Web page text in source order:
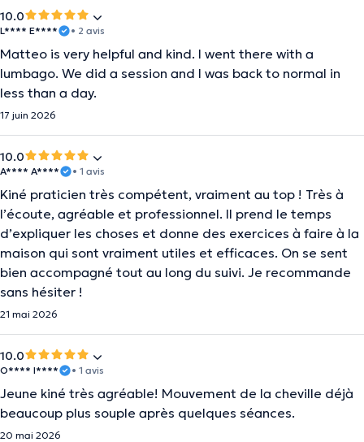
10.0
L**** E**** • 2 avis
Matteo is very helpful and kind. I went there with a
lumbago. We did a session and I was back to normal in
less than a day.
17 juin 2026
10.0
A**** A**** • 1 avis
Kiné praticien très compétent, vraiment au top ! Très à
l’écoute, agréable et professionnel. Il prend le temps
d’expliquer les choses et donne des exercices à faire à la
maison qui sont vraiment utiles et efficaces. On se sent
bien accompagné tout au long du suivi. Je recommande
sans hésiter !
21 mai 2026
10.0
O**** I**** • 1 avis
Jeune kiné très agréable! Mouvement de la cheville déjà
beaucoup plus souple après quelques séances.
20 mai 2026